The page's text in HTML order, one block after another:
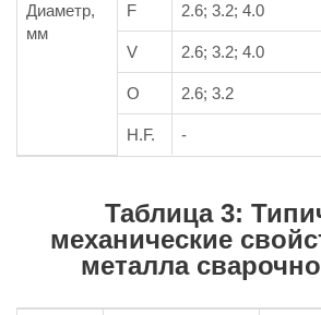
Диаметр,
мм
F 2.6; 3.2; 4.0
V 2.6; 3.2; 4.0
O 2.6; 3.2
H.F. -
Таблица 3:
механические
металла